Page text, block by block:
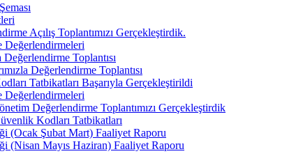
Açılış Toplantımızı Gerçekleştirdik.
Değerlendirmeleri
Toplantısı
Değerlendirme Toplantısı
Tatbikatları Başarıyla Gerçekleştirildi
Değerlendirmeleri
Değerlendirme Toplantımızı Gerçekleştirdik
Kodları Tatbikatları
(Ocak Şubat Mart) Faaliyet Raporu
(Nisan Mayıs Haziran) Faaliyet Raporu